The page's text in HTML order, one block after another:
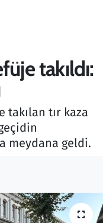
takıldı:
tır kaza
meydana geldi.